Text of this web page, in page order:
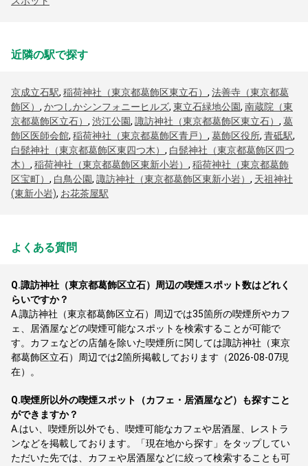
近隣の駅で探す
京成立石駅, 稲荷神社（東京都葛飾区東立石） , 法善寺（東京都葛
飾区） , かつしかシンフォニーヒルズ, 東立石緑地公園, 南蔵院（東
京都葛飾区立石） , 渋江公園, 諏訪神社（東京都葛飾区東立石） , 葛
飾区医師会館, 稲荷神社（東京都葛飾区青戸） , 葛飾区役所, 青砥駅,
白髭神社（東京都葛飾区東四つ木） , 白髭神社（東京都葛飾区四つ
木） , 稲荷神社（東京都葛飾区東新小岩） , 稲荷神社（東京都葛飾
区宝町） , 白鳥公園, 諏訪神社（東京都葛飾区東新小岩） , 天祖神社
(東新小岩), お花茶屋駅
よくある質問
Q.諏訪神社（東京都葛飾区立石）周辺の喫煙スポット数はどれく
らいですか？
A.諏訪神社（東京都葛飾区立石）周辺では35箇所の喫煙所やカフ
ェ、居酒屋などの喫煙可能なスポットを検索することが可能で
す。カフェなどの店舗を除いた喫煙所に関しては諏訪神社（東京
都葛飾区立石）周辺では2箇所掲載しております（2026-08-07現
在）。
Q.喫煙所以外の喫煙スポット（カフェ・居酒屋など）も探すこと
ができますか？
A. はい、喫煙所以外でも、喫煙可能なカフェや居酒屋、レストラ
ンなどを掲載しております。「現在地から探す」をタップしてい
ただいた先では、カフェや居酒屋などに絞って検索することも可